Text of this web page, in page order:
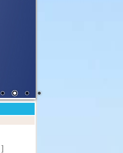
]